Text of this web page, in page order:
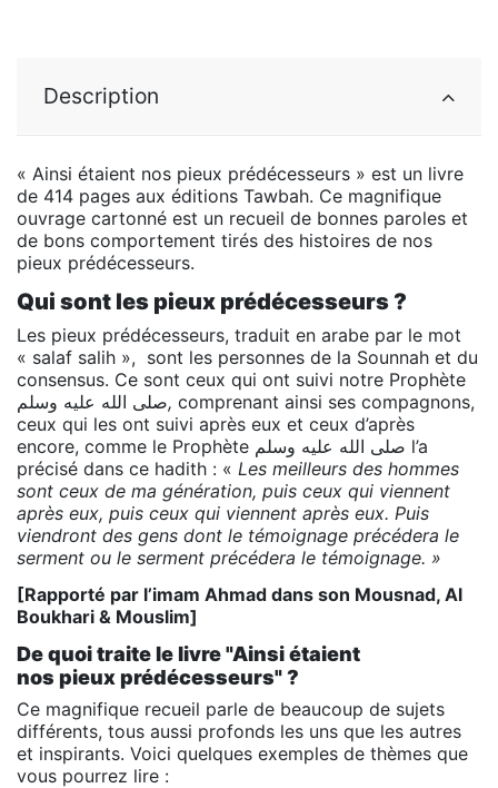
Description
« Ainsi étaient nos pieux prédécesseurs » est un livre
de 414 pages aux éditions Tawbah. Ce magnifique
ouvrage cartonné est un recueil de bonnes paroles et
de bons comportement tirés des histoires de nos
pieux prédécesseurs.
Qui sont les pieux prédécesseurs ?
Les pieux prédécesseurs, traduit en arabe par le mot
« salaf salih », sont les personnes de la Sounnah et du
consensus. Ce sont ceux qui ont suivi notre Prophète
صلى الله عليه وسلم , comprenant ainsi ses compagnons,
ceux qui les ont suivi après eux et ceux d’après
encore, comme le Prophète صلى الله عليه وسلم
l’a
précisé dans ce hadith : « Les meilleurs des hommes
sont ceux de ma génération, puis ceux qui viennent
après eux, puis ceux qui viennent après eux. Puis
viendront des gens dont le témoignage précédera le
serment ou le serment précédera le témoignage. »
[Rapporté par l’imam Ahmad dans son Mousnad, Al
Boukhari & Mouslim]
De quoi traite le livre "Ainsi étaient
nos pieux prédécesseurs" ?
Ce magnifique recueil parle de beaucoup de sujets
différents, tous aussi profonds les uns que les autres
et inspirants. Voici quelques exemples de thèmes que
vous pourrez lire :